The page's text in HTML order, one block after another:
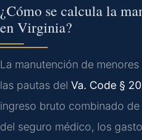
¿Cómo se calcula la
en Virginia?
La manutención de
las pautas del Va. Code §
ingreso bruto combinado
del seguro médico, los